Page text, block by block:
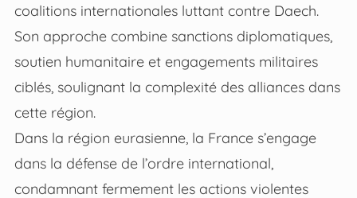
coalitions internationales luttant contre Daech.
Son approche combine sanctions diplomatiques,
soutien humanitaire et engagements militaires
ciblés, soulignant la complexité des alliances dans
cette région.
Dans la région eurasienne, la France s’engage
dans la défense de l’ordre international,
condamnant fermement les actions violentes